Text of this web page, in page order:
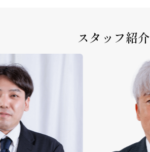
スタッフ紹介